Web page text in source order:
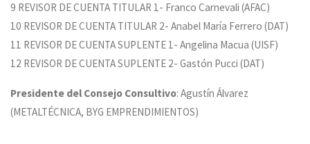
9 REVISOR DE CUENTA TITULAR 1- Franco Carnevali (AFAC)
10 REVISOR DE CUENTA TITULAR 2- Anabel María Ferrero (DAT)
11 REVISOR DE CUENTA SUPLENTE 1- Angelina Macua (UISF)
12 REVISOR DE CUENTA SUPLENTE 2- Gastón Pucci (DAT)
Presidente del Consejo Consultivo: Agustín Álvarez
(METALTÉCNICA, BYG EMPRENDIMIENTOS)